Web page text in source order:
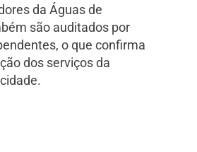
da Águas de
são auditados por
o que confirma
dos serviços da